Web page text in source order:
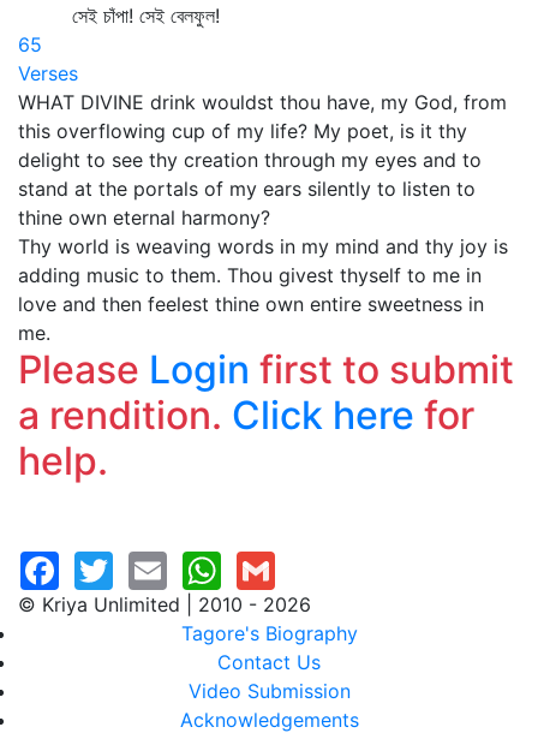
সেই চাঁপা! সেই বেলফুল!
65
Verses
WHAT DIVINE drink wouldst thou have, my God, from
this overflowing cup of my life? My poet, is it thy
delight to see thy creation through my eyes and to
stand at the portals of my ears silently to listen to
thine own eternal harmony?
Thy world is weaving words in my mind and thy joy is
adding music to them. Thou givest thyself to me in
love and then feelest thine own entire sweetness in
me.
Please Login first to submit
a rendition. Click here for
help.
© Kriya Unlimited | 2010 - 2026
Tagore's Biography
Contact Us
Video Submission
Acknowledgements